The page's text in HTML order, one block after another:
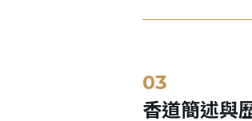
香道簡述與